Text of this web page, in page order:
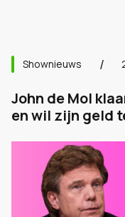
Shownieuws
John de Mol
en wil zijn geld